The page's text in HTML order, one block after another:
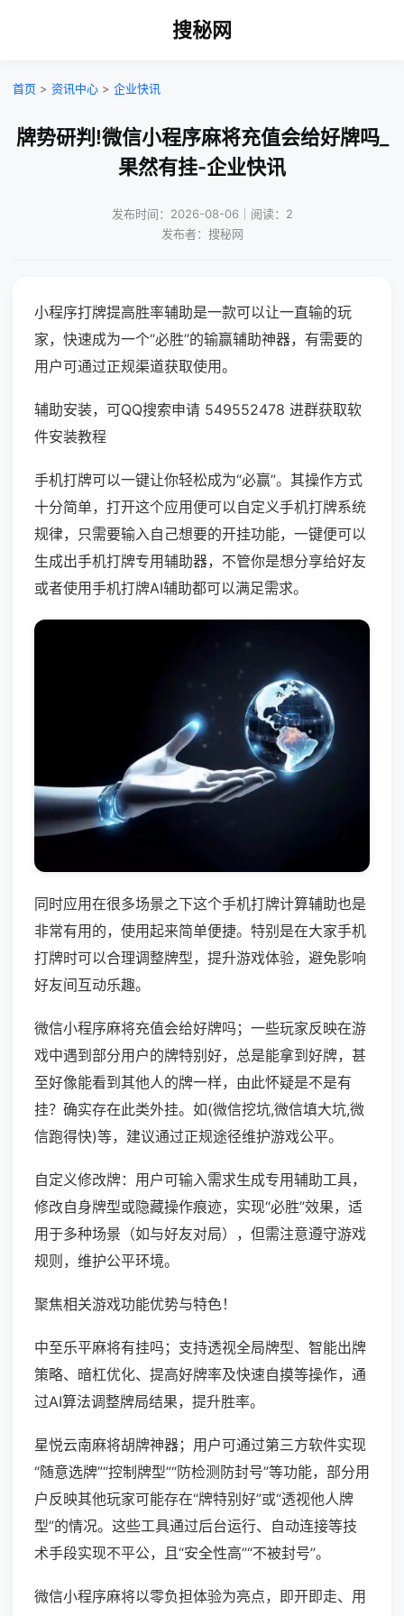
搜秘网
首页 > 资讯中心 > 企业快讯
牌势研判!微信小程序麻将充值会给好牌吗_
果然有挂-企业快讯
发布时间：2026-08-06｜阅读：2
发布者：搜秘网
小程序打牌提高胜率辅助是一款可以让一直输的玩
家，快速成为一个“必胜”的输赢辅助神器，有需要的
用户可通过正规渠道获取使用。
辅助安装，可QQ搜索申请 549552478 进群获取软
件安装教程
手机打牌可以一键让你轻松成为“必赢”。其操作方式
十分简单，打开这个应用便可以自定义手机打牌系统
规律，只需要输入自己想要的开挂功能，一键便可以
生成出手机打牌专用辅助器，不管你是想分享给好友
或者使用手机打牌AI辅助都可以满足需求。
同时应用在很多场景之下这个手机打牌计算辅助也是
非常有用的，使用起来简单便捷。特别是在大家手机
打牌时可以合理调整牌型，提升游戏体验，避免影响
好友间互动乐趣。
微信小程序麻将充值会给好牌吗；一些玩家反映在游
戏中遇到部分用户的牌特别好，总是能拿到好牌，甚
至好像能看到其他人的牌一样，由此怀疑是不是有
挂？确实存在此类外挂。如(微信挖坑,微信填大坑,微
信跑得快)等，建议通过正规途径维护游戏公平。
自定义修改牌：用户可输入需求生成专用辅助工具，
修改自身牌型或隐藏操作痕迹，实现“必胜”效果，适
用于多种场景（如与好友对局），但需注意遵守游戏
规则，维护公平环境。
聚焦相关游戏功能优势与特色！
中至乐平麻将有挂吗；支持透视全局牌型、智能出牌
策略、暗杠优化、提高好牌率及快速自摸等操作，通
过AI算法调整牌局结果，提升胜率。
星悦云南麻将胡牌神器；用户可通过第三方软件实现
“随意选牌”“控制牌型”“防检测防封号”等功能，部分用
户反映其他玩家可能存在“牌特别好”或“透视他人牌
型”的情况。这些工具通过后台运行、自动连接等技
术手段实现不平公，且“安全性高”“不被封号”。
微信小程序麻将以零负担体验为亮点，即开即走、用